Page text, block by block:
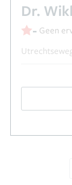
Dr.
- Geen